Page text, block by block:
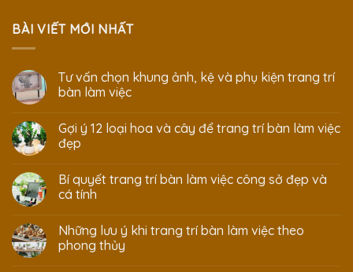
BÀI VIẾT MỚI NHẤT
Tư vấn chọn khung ảnh, kệ và phụ kiện trang trí
bàn làm việc
Gợi ý 12 loại hoa và cây để trang trí bàn làm việc
đẹp
Bí quyết trang trí bàn làm việc công sở đẹp và
cá tính
Những lưu ý khi trang trí bàn làm việc theo
phong thủy